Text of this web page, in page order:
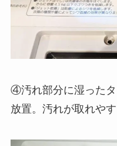
④汚れ部分に湿った
放置。汚れが取れや